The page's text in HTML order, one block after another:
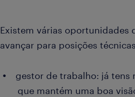
Existem várias oportunidades
avançar para posições
gestor de trabalho: já tens
que mantém uma boa